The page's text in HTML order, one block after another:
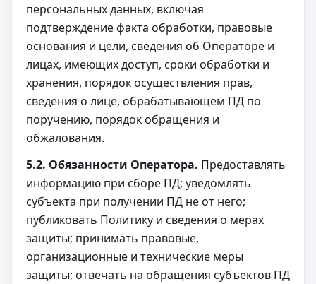
персональных данных, включая
подтверждение факта обработки, правовые
основания и цели, сведения об Операторе и
лицах, имеющих доступ, сроки обработки и
хранения, порядок осуществления прав,
сведения о лице, обрабатывающем ПД по
поручению, порядок обращения и
обжалования.
5.2. Обязанности Оператора. Предоставлять
информацию при сборе ПД; уведомлять
субъекта при получении ПД не от него;
публиковать Политику и сведения о мерах
защиты; принимать правовые,
организационные и технические меры
защиты; отвечать на обращения субъектов ПД